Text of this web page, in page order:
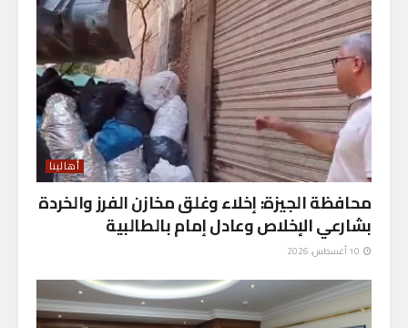
أهالينا
محافظة الجيزة: إخلاء وغلق مخازن الفرز والخردة
بشارعي الإخلاص وعادل إمام بالطالبية